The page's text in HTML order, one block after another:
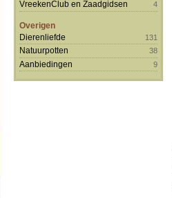
VreekenClub en Zaadgidsen 4
Overigen
Dierenliefde
131
Natuurpotten 38
Aanbiedingen 9